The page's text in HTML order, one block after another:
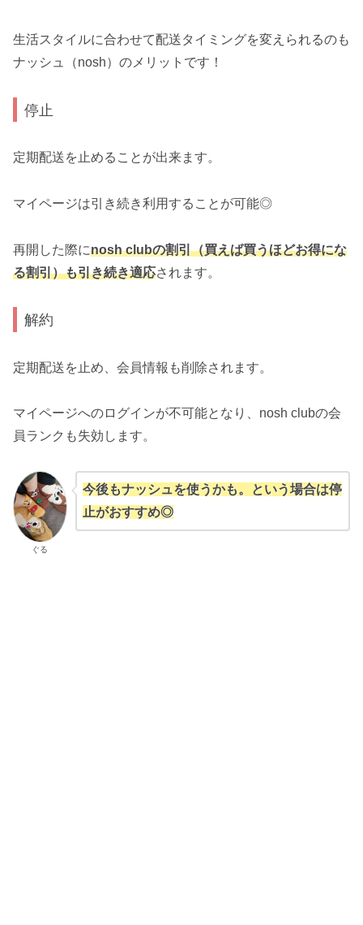
生活スタイルに合わせて配送タイミングを変えられるのも
ナッシュ（nosh）のメリットです！
停止
定期配送を止めることが出来ます。
マイページは引き続き利用することが可能◎
再開した際にnosh clubの割引（買えば買うほどお得にな
る割引）も引き続き適応されます。
解約
定期配送を止め、会員情報も削除されます。
マイページへのログインが不可能となり、nosh clubの会
員ランクも失効します。
ぐる
今後もナッシュを使うかも。という場合は停
止がおすすめ◎